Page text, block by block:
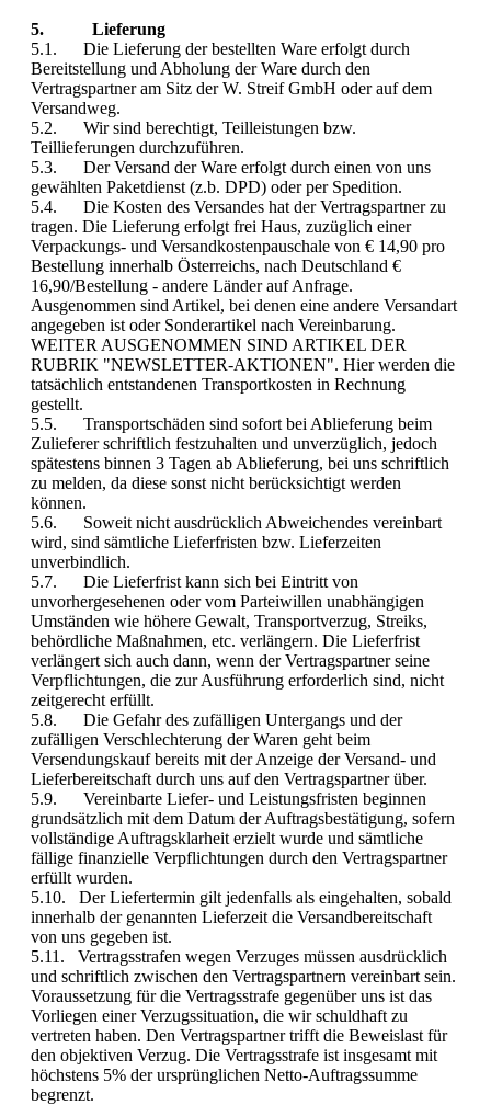
5. Lieferung
5.1. Die Lieferung der bestellten Ware erfolgt durch
Bereitstellung und Abholung der Ware durch den
Vertragspartner am Sitz der W. Streif GmbH oder auf dem
Versandweg.
5.2. Wir sind berechtigt, Teilleistungen bzw.
Teillieferungen durchzuführen.
5.3. Der Versand der Ware erfolgt durch einen von uns
gewählten Paketdienst (z.b. DPD) oder per Spedition.
5.4. Die Kosten des Versandes hat der Vertragspartner zu
tragen. Die Lieferung erfolgt frei Haus, zuzüglich einer
Verpackungs- und Versandkostenpauschale von € 14,90 pro
Bestellung innerhalb Österreichs, nach Deutschland €
16,90/Bestellung - andere Länder auf Anfrage.
Ausgenommen sind Artikel, bei denen eine andere Versandart
angegeben ist oder Sonderartikel nach Vereinbarung.
WEITER AUSGENOMMEN SIND ARTIKEL DER
RUBRIK "NEWSLETTER-AKTIONEN". Hier werden die
tatsächlich entstandenen Transportkosten in Rechnung
gestellt.
5.5. Transportschäden sind sofort bei Ablieferung beim
Zulieferer schriftlich festzuhalten und unverzüglich, jedoch
spätestens binnen 3 Tagen ab Ablieferung, bei uns schriftlich
zu melden, da diese sonst nicht berücksichtigt werden
können.
5.6. Soweit nicht ausdrücklich Abweichendes vereinbart
wird, sind sämtliche Lieferfristen bzw. Lieferzeiten
unverbindlich.
5.7. Die Lieferfrist kann sich bei Eintritt von
unvorhergesehenen oder vom Parteiwillen unabhängigen
Umständen wie höhere Gewalt, Transportverzug, Streiks,
behördliche Maßnahmen, etc. verlängern. Die Lieferfrist
verlängert sich auch dann, wenn der Vertragspartner seine
Verpflichtungen, die zur Ausführung erforderlich sind, nicht
zeitgerecht erfüllt.
5.8. Die Gefahr des zufälligen Untergangs und der
zufälligen Verschlechterung der Waren geht beim
Versendungskauf bereits mit der Anzeige der Versand- und
Lieferbereitschaft durch uns auf den Vertragspartner über.
5.9. Vereinbarte Liefer- und Leistungsfristen beginnen
grundsätzlich mit dem Datum der Auftragsbestätigung, sofern
vollständige Auftragsklarheit erzielt wurde und sämtliche
fällige finanzielle Verpflichtungen durch den Vertragspartner
erfüllt wurden.
5.10. Der Liefertermin gilt jedenfalls als eingehalten, sobald
innerhalb der genannten Lieferzeit die Versandbereitschaft
von uns gegeben ist.
5.11. Vertragsstrafen wegen Verzuges müssen ausdrücklich
und schriftlich zwischen den Vertragspartnern vereinbart sein.
Voraussetzung für die Vertragsstrafe gegenüber uns ist das
Vorliegen einer Verzugssituation, die wir schuldhaft zu
vertreten haben. Den Vertragspartner trifft die Beweislast für
den objektiven Verzug. Die Vertragsstrafe ist insgesamt mit
höchstens 5% der ursprünglichen Netto-Auftragssumme
begrenzt.